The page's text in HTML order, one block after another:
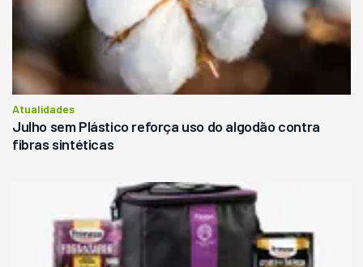
Atualidades
Julho sem Plástico reforça uso do algodão contra
fibras sintéticas